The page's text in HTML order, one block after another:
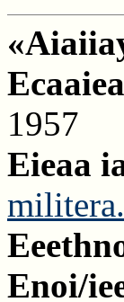
1957
Eieaa
Enoi/